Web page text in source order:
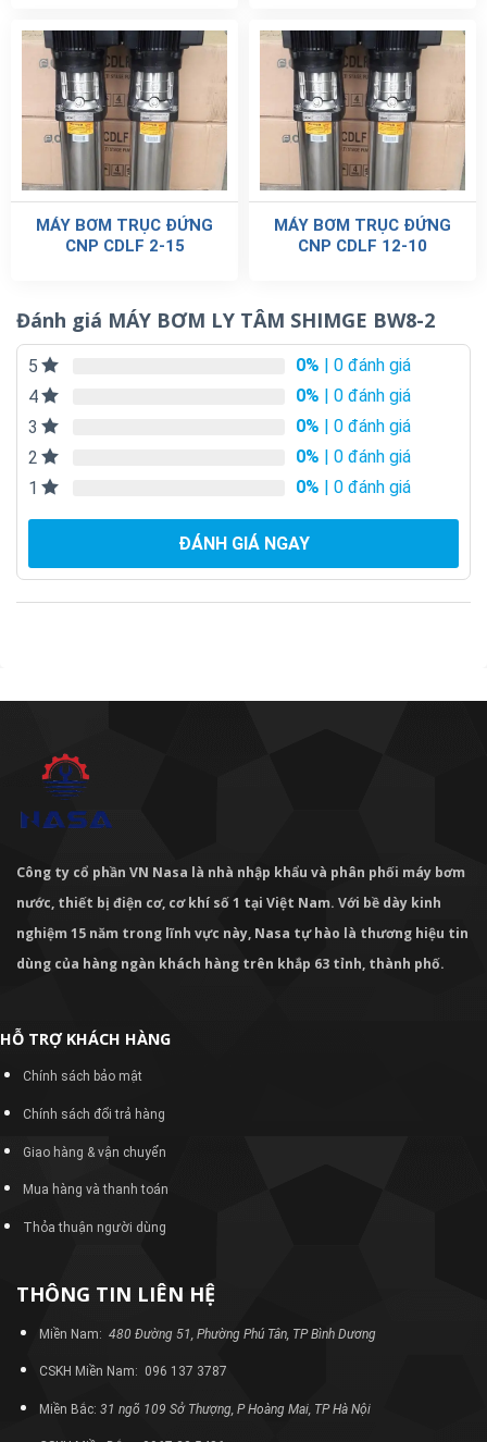
MÁY BƠM TRỤC ĐỨNG
CNP CDLF 2-15
MÁY BƠM TRỤC ĐỨNG
CNP CDLF 12-10
Đánh giá MÁY BƠM LY TÂM SHIMGE BW8-2
5 0% | 0 đánh giá
4
0% | 0 đánh giá
3
0% | 0 đánh giá
2
0% | 0 đánh giá
1
0% | 0 đánh giá
ĐÁNH GIÁ NGAY
Công ty cổ phần VN Nasa là nhà nhập khẩu và phân phối máy bơm
nước, thiết bị điện cơ, cơ khí số 1 tại Việt Nam. Với bề dày kinh
nghiệm 15 năm trong lĩnh vực này, Nasa tự hào là thương hiệu tin
dùng của hàng ngàn khách hàng trên khắp 63 tỉnh, thành phố.
HỖ TRỢ KHÁCH HÀNG
Chính sách bảo mật
Chính sách đổi trả hàng
Giao hàng & vận chuyển
Mua hàng và thanh toán
Thỏa thuận người dùng
THÔNG TIN LIÊN HỆ
Miền Nam: 480 Đường 51, Phường Phú Tân, TP Bình Dương
CSKH Miền Nam: 096 137 3787
Miền Bắc: 31 ngõ 109 Sở Thượng, P Hoàng Mai, TP Hà Nội